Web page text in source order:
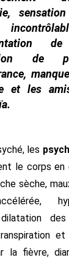
de
de
et les
les
le corps
sèche,
dilatation
et
la fièvre,